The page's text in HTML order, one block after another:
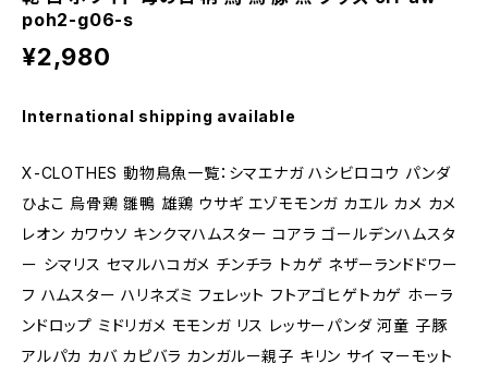
poh2-g06-s
¥2,980
International shipping available
X-CLOTHES 動物鳥魚一覧：シマエナガ ハシビロコウ パンダ
ひよこ 烏骨鶏 雛鴨 雄鶏 ウサギ エゾモモンガ カエル カメ カメ
レオン カワウソ キンクマハムスター コアラ ゴールデンハムスタ
ー シマリス セマルハコガメ チンチラ トカゲ ネザーランドドワー
フ ハムスター ハリネズミ フェレット フトアゴヒゲトカゲ ホーラ
ンドロップ ミドリガメ モモンガ リス レッサーパンダ 河童 子豚
アルパカ カバ カピバラ カンガルー親子 キリン サイ マーモット